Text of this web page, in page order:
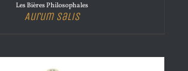
Les Bières Philosophales
Aurum Salis